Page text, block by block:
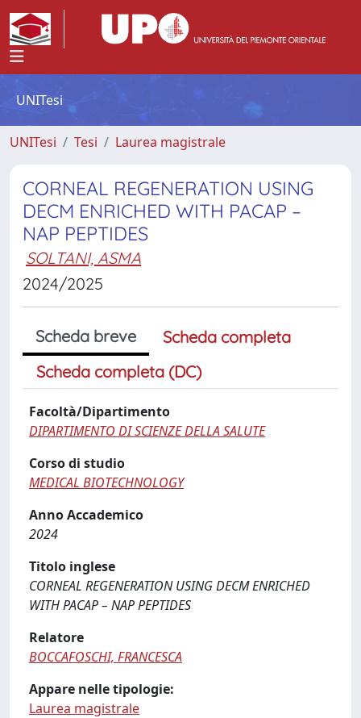
UNITesi
UNITesi Tesi Laurea magistrale
CORNEAL REGENERATION USING
DECM ENRICHED WITH PACAP –
NAP PEPTIDES
SOLTANI, ASMA
2024/2025
Scheda breve
Scheda completa
Scheda completa (DC)
Facoltà/Dipartimento
DIPARTIMENTO DI SCIENZE DELLA SALUTE
Corso di studio
MEDICAL BIOTECHNOLOGY
Anno Accademico
2024
Titolo inglese
CORNEAL REGENERATION USING DECM ENRICHED
WITH PACAP – NAP PEPTIDES
Relatore
BOCCAFOSCHI, FRANCESCA
Appare nelle tipologie:
Laurea magistrale